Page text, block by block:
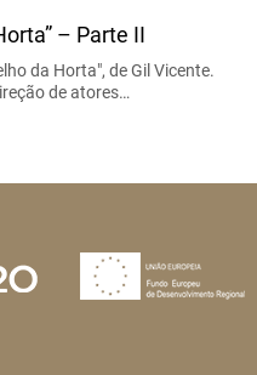
– Parte II
da Horta", de Gil Vicente.
de atores…